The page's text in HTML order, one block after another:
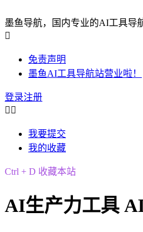
墨鱼导航，国内专业的AI工具导

免责声明
墨鱼AI工具导航站营业啦！
登录注册
 
我要提交
我的收藏
Ctrl + D 收藏本站
AI生产力工具